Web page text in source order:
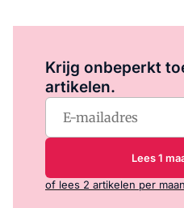
Krijg onbeperkt
artikelen.
Lees 1
of lees 2 artikelen per